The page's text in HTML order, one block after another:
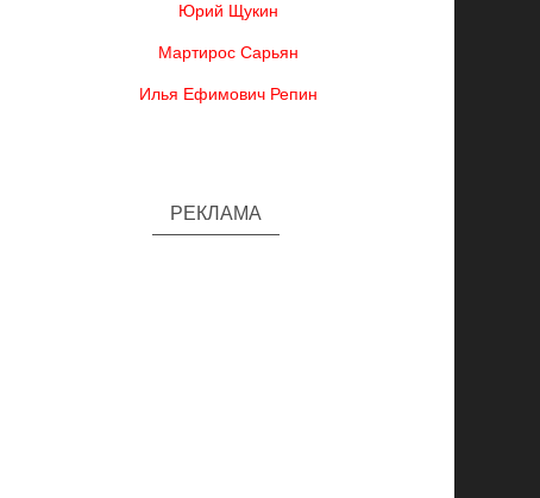
Юрий Щукин
Мартирос Сарьян
Илья Ефимович Репин
РЕКЛАМА